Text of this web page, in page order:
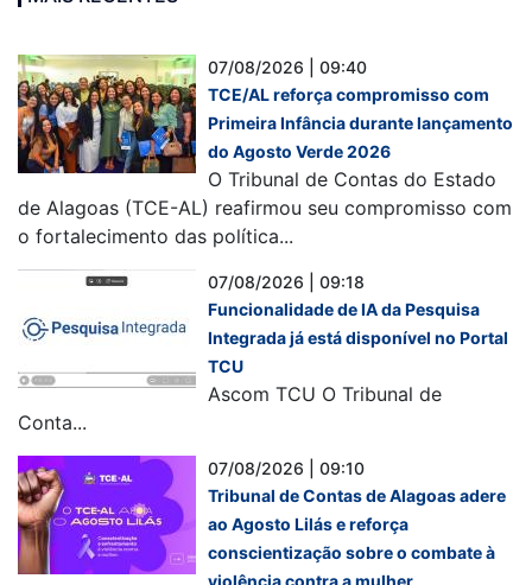
07/08/2026 | 09:40
TCE/AL reforça compromisso com
Primeira Infância durante lançamento
do Agosto Verde 2026
O Tribunal de Contas do Estado
de Alagoas (TCE-AL) reafirmou seu compromisso com
o fortalecimento das política...
07/08/2026 | 09:18
Funcionalidade de IA da Pesquisa
Integrada já está disponível no Portal
TCU
Ascom TCU O Tribunal de
Conta...
07/08/2026 | 09:10
Tribunal de Contas de Alagoas adere
ao Agosto Lilás e reforça
conscientização sobre o combate à